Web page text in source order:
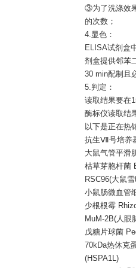
③为了洗涤效
的次数；
4.显色：
ELISA试剂盒
剂盒提供邻苯
30 min配制且
5.判定：
读取结果要在
酶标仪读取结
以下是正在热
抗生Ⅶ号培养
大鼠气管平滑
枯草芽胞杆菌
RSC96(大鼠
小鼠肠微血管
少根根霉
MuM-2B(人眼
戊糖片球菌
70kDa热休克
(HSPA1L)